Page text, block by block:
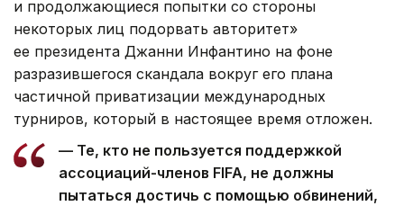
и продолжающиеся попытки со стороны
некоторых лиц подорвать авторитет»
ее президента Джанни Инфантино на фоне
разразившегося скандала вокруг его плана
частичной приватизации международных
турниров, который в настоящее время отложен.
— Те, кто не пользуется поддержкой
ассоциаций-членов FIFA, не должны
пытаться достичь с помощью обвинений,